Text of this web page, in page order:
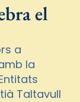
el
a
la
Taltavull